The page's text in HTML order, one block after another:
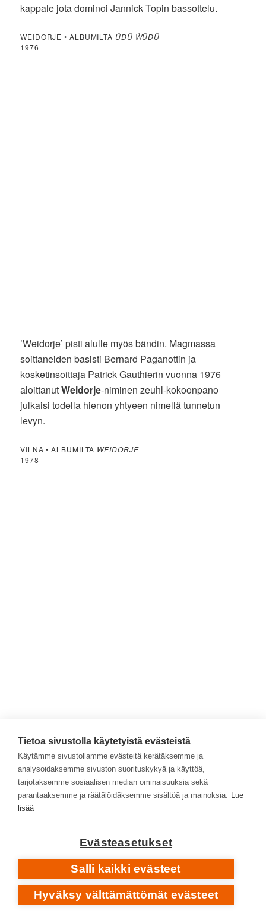
kappale jota dominoi Jannick Topin bassottelu.
WEIDORJE • ALBUMILTA ÜDÜ ẀÜDÜ
1976
’Weidorje’ pisti alulle myös bändin. Magmassa
soittaneiden basisti Bernard Paganottin ja
kosketinsoittaja Patrick Gauthierin vuonna 1976
aloittanutWeidorje-niminen zeuhl-kokoonpano
julkaisi todella hienon yhtyeen nimellä tunnetun
levyn.
VILNA • ALBUMILTA WEIDORJE
1978
Üdü Ẁüdünlyhyemmissä kappaleissa kuuluu
yleisestikin Magman tuotannossa eniten afrikkalaisen
musiikin vaikutteet. Albumin pääteos on eeppinen liki
18 minuuttinen ’De Futura’ – yksi zeuhl-genren
suurimpia “anthemeita.” Kappale perustuu toistuvaan
matkaa tempon noustessa ja laskiessa. Sen päällä
kuullaan ujeltavia urkuja, vokaaleja ja kaikenlaista
perkussiokolinaa. Kappaleen yleinen tunnelma
poikkeaa albumin muusta linjasta vakavuudellaan ja
Tietoa sivustolla käytetyistä evästeistä
Käytämme sivustollamme evästeitä kerätäksemme ja
analysoidaksemme sivuston suorituskykyä ja käyttöä,
tarjotaksemme sosiaalisen median ominaisuuksia sekä
parantaaksemme ja räätälöidäksemme sisältöä ja mainoksia. Lue
lisää
Evästeasetukset
Salli kaikki evästeet
Hyväksy välttämättömät evästeet